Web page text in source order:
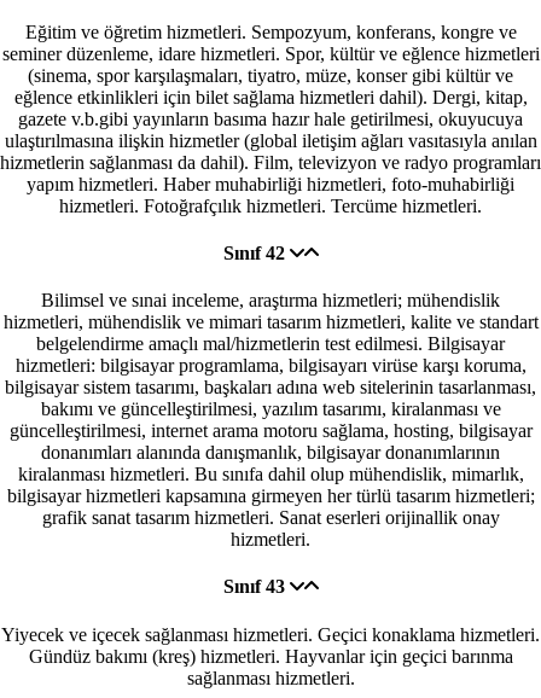
Eğitim ve öğretim hizmetleri. Sempozyum, konferans, kongre ve
seminer düzenleme, idare hizmetleri. Spor, kültür ve eğlence hizmetleri
(sinema, spor karşılaşmaları, tiyatro, müze, konser gibi kültür ve
eğlence etkinlikleri için bilet sağlama hizmetleri dahil). Dergi, kitap,
gazete v.b.gibi yayınların basıma hazır hale getirilmesi, okuyucuya
ulaştırılmasına ilişkin hizmetler (global iletişim ağları vasıtasıyla anılan
hizmetlerin sağlanması da dahil). Film, televizyon ve radyo programları
yapım hizmetleri. Haber muhabirliği hizmetleri, foto-muhabirliği
hizmetleri. Fotoğrafçılık hizmetleri. Tercüme hizmetleri.
Sınıf 42
Bilimsel ve sınai inceleme, araştırma hizmetleri; mühendislik
hizmetleri, mühendislik ve mimari tasarım hizmetleri, kalite ve standart
belgelendirme amaçlı mal/hizmetlerin test edilmesi. Bilgisayar
hizmetleri: bilgisayar programlama, bilgisayarı virüse karşı koruma,
bilgisayar sistem tasarımı, başkaları adına web sitelerinin tasarlanması,
bakımı ve güncelleştirilmesi, yazılım tasarımı, kiralanması ve
güncelleştirilmesi, internet arama motoru sağlama, hosting, bilgisayar
donanımları alanında danışmanlık, bilgisayar donanımlarının
kiralanması hizmetleri. Bu sınıfa dahil olup mühendislik, mimarlık,
bilgisayar hizmetleri kapsamına girmeyen her türlü tasarım hizmetleri;
grafik sanat tasarım hizmetleri. Sanat eserleri orijinallik onay
hizmetleri.
Sınıf 43
Yiyecek ve içecek sağlanması hizmetleri. Geçici konaklama hizmetleri.
Gündüz bakımı (kreş) hizmetleri. Hayvanlar için geçici barınma
sağlanması hizmetleri.